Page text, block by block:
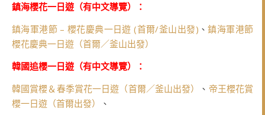
鎮海櫻花一日遊（有中文導覽）：
鎮海軍港節 – 櫻花慶典一日遊 (首爾/釜山出發) 、鎮海軍港節
櫻花慶典一日遊（首爾／釜山出發）
韓國追櫻一日遊（有中文導覽）：
韓國賞櫻＆春季賞花一日遊（首爾／釜山出發）
、 帝王櫻花賞
櫻一日遊（首爾出發）
、